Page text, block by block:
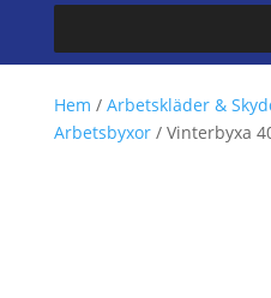
Hem / Arbetskläder &
Arbetsbyxor/ Vinterbyxa